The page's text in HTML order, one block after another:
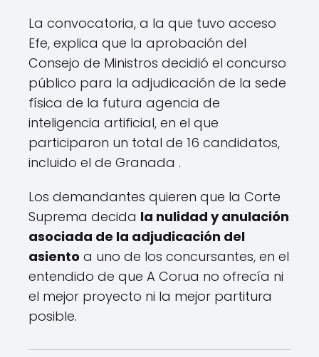
La convocatoria, a la que tuvo acceso
Efe, explica que la aprobación del
Consejo de Ministros decidió el concurso
público para la adjudicación de la sede
física de la futura agencia de
inteligencia artificial, en el que
participaron un total de 16 candidatos,
incluido el de Granada .
Los demandantes quieren que la Corte
Suprema decida la nulidad y anulación
asociada de la adjudicación del
asiento a uno de los concursantes, en el
entendido de que A Corua no ofrecía ni
el mejor proyecto ni la mejor partitura
posible.